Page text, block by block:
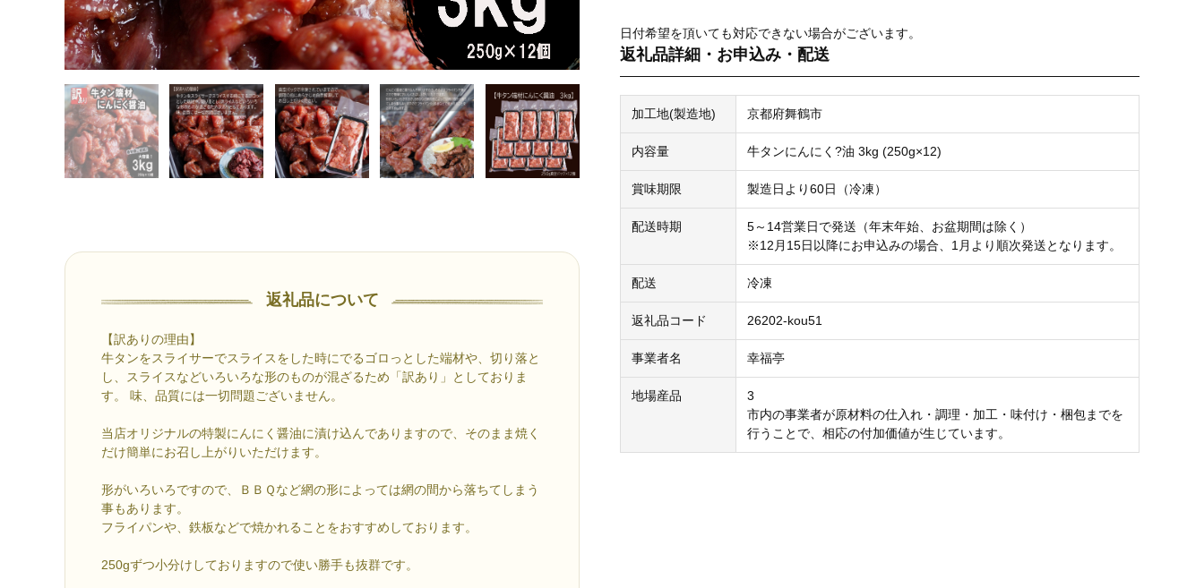
返礼品について
【訳ありの理由】
牛タンをスライサーでスライスをした時にでるゴロっとした端材や、切り落と
し、スライスなどいろいろな形のものが混ざるため「訳あり」としておりま
す。 味、品質には一切問題ございません。
当店オリジナルの特製にんにく醤油に漬け込んでありますので、そのまま焼く
だけ簡単にお召し上がりいただけます。
形がいろいろですので、ＢＢＱなど網の形によっては網の間から落ちてしまう
事もあります。
フライパンや、鉄板などで焼かれることをおすすめしております。
250gずつ小分けしておりますので使い勝手も抜群です。
日付希望を頂いても対応できない場合がございます。
返礼品詳細・お申込み・配送
加工地(製造地) 京都府舞鶴市
内容量 牛タンにんにく?油 3kg (250g×12)
賞味期限 製造日より60日（冷凍）
配送時期
5～14営業日で発送（年末年始、お盆期間は除く）
※12月15日以降にお申込みの場合、1月より順次発送となります。
配送 冷凍
返礼品コード 26202-kou51
事業者名 幸福亭
地場産品
3
市内の事業者が原材料の仕入れ・調理・加工・味付け・梱包までを
行うことで、相応の付加価値が生じています。